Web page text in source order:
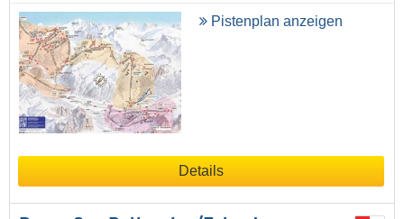
Pistenplan anzeigen
Details